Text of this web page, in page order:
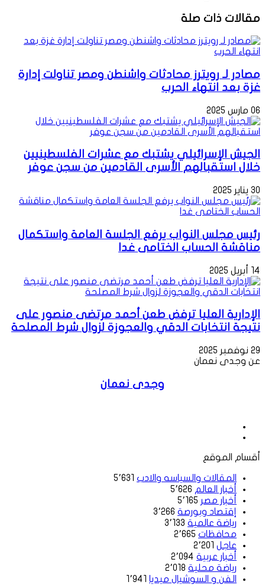
مقالات ذات صلة
مصادر لـ رويترز محادثات واشنطن ومصر تناولت إدارة
غزة بعد انتهاء الحرب
06 مارس 2025
الجيش الإسرائيلي يشتبك مع عشرات الفلسطينيين
خلال استقبالهم الأسرى القادمين من سجن عوفر
30 يناير 2025
رئيس مجلس النواب يرفع الجلسة العامة واستكمال
مناقشة الحساب الختامى غدا
14 أبريل 2025
الإدارية العليا ترفض طعن أحمد مرتضى منصور على
نتيجة انتخابات الدقي والعجوزة لزوال شرط المصلحة
29 نوفمبر 2025
عن وجدى نعمان
وجدى نعمان
أقسام الموقع
المقالات والسياسه والادب 5٬631
أخبار العالم 5٬626
أخبار مصر 5٬165
إقتصاد وبورصة 3٬266
رياضة عالمية 3٬133
محافظات 2٬665
عاجل 2٬201
أخبار عربية 2٬094
رياضة محلية 2٬018
الفن و السوشيال ميديا 1٬941